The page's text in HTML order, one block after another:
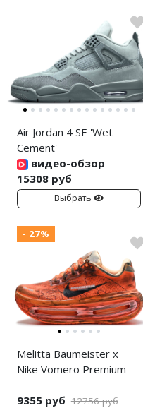
Air Jordan 4 SE 'Wet
Cement'
видео-обзор
15308 руб
Выбрать
- 27%
Melitta Baumeister x
Nike Vomero Premium
9355 руб 12756 руб